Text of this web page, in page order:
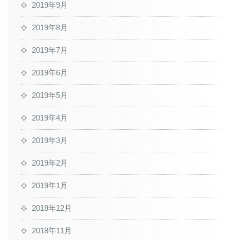
2019年9月
2019年8月
2019年7月
2019年6月
2019年5月
2019年4月
2019年3月
2019年2月
2019年1月
2018年12月
2018年11月